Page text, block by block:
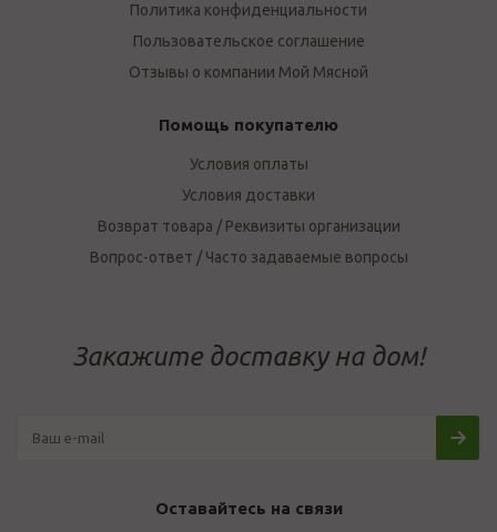
Политика конфиденциальности
Пользовательское соглашение
Отзывы о компании Мой Мясной
Помощь покупателю
Условия оплаты
Условия доставки
Возврат товара / Реквизиты организации
Вопрос-ответ / Часто задаваемые вопросы
Закажите доставку на дом!
Оставайтесь на связи